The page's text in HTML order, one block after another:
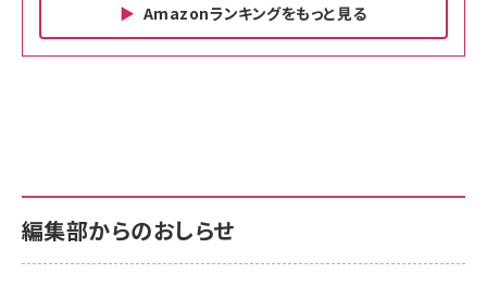
Amazonランキングをもっと見る
￥880
anan(アンアン)2026/06/24号 No.2500増
刊 スペシャルエディション[王道エンタメの矜
内サポート正規品 メーカー保証5年
KLMEA128G
NIMASO ガラスフィルム iPhone 17 用 保護
内サポート正規品 メーカー保証5年
KLMEA128G
Amazon eギフトカード - Amazonロゴ - ク
編集部からのおしらせ